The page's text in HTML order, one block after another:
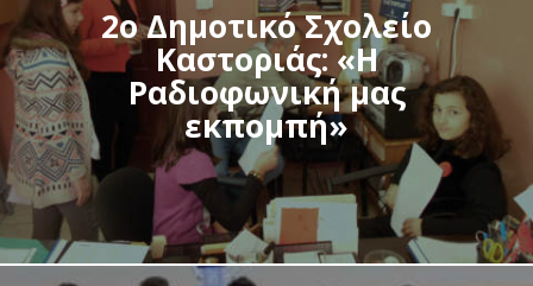
2ο Δημοτικό Σχολείο
Καστοριάς: «Η
Ραδιοφωνική μας
εκπομπή»